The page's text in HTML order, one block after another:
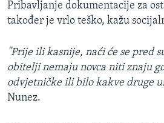
Pribavljanje dokumentacije za
također je vrlo teško, kažu
''Prije ili kasnije, naći će se pred
obitelji nemaju novca niti znaju
odvjetničke ili bilo kakve druge
Nunez.